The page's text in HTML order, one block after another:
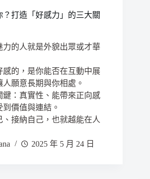
打造「好感力」的三大關
力的人就是外貌出眾或才華
感的，是你能否在互動中展
願意長期與你相處。
鍵：真實性、能帶來正向感
價值與連結。
、接納自己，也就越能在人
2025 年 5 月 24 日